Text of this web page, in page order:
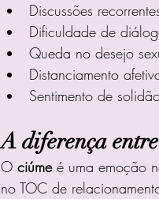
Discussões
Dificuldade de
Queda no desejo
Distanciamento
Sentimento de
A diferença
O ciúme é uma emoção
no TOC de